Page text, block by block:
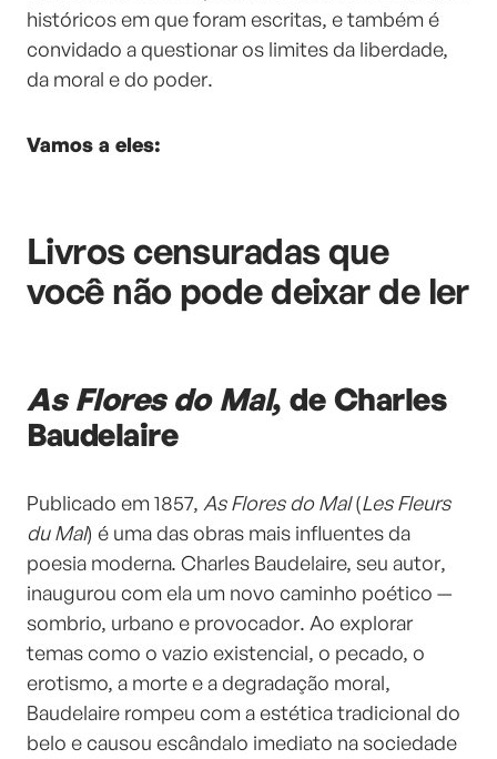
históricos em que foram escritas, e também é
convidado a questionar os limites da liberdade,
da moral e do poder.
Vamos a eles:
Livros censuradas que
você não pode deixar de ler
As Flores do Mal, de Charles
Baudelaire
Publicado em 1857, As Flores do Mal(Les Fleurs
du Mal) é uma das obras mais influentes da
poesia moderna. Charles Baudelaire, seu autor,
inaugurou com ela um novo caminho poético —
sombrio, urbano e provocador. Ao explorar
temas como o vazio existencial, o pecado, o
erotismo, a morte e a degradação moral,
Baudelaire rompeu com a estética tradicional do
belo e causou escândalo imediato na sociedade